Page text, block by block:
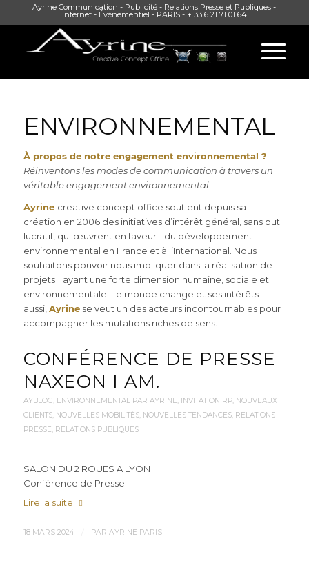
Ayrine Communication - Publicité - Relations Presse et Publiques -
Internet - Évènementiel - PARIS - + 33 6 21 71 01 64
ENVIRONNEMENTAL
À propos de notre engagement environnemental ?
Réinventons les modes de communication à travers un
véritable engagement environnemental.
Ayrine creative concept office soutient depuis sa
création en 2006 des initiatives d’intérêt général, sans but
lucratif, qui œuvrent en faveur du développement
environnemental en France et à l’International. Nous
souhaitons pouvoir nous impliquer dans la réalisation de
projets ayant une forte dimension humaine, sociale et
environnementale. Le monde change et ses intérêts
aussi, Ayrinese veut un des acteurs incontournables pour
accompagner les mutations riches de sens.
CONFÉRENCE DE PRESSE
NAXEON I AM.
AYBLOG, ENVIRONNEMENTAL PAR AYRINE, INVITATION RP, NOUVEAUX
CLIENTS, NOUVELLES MOBILITÉS, NOUVELLES TENDANCES, RELATIONS
PRESSE, RELATIONS PUBLIQUES
SALON DU 2 ROUES A LYON
Conférence de Presse
Lire la suite
18 MARS 2024 PAR AYRINE PARIS